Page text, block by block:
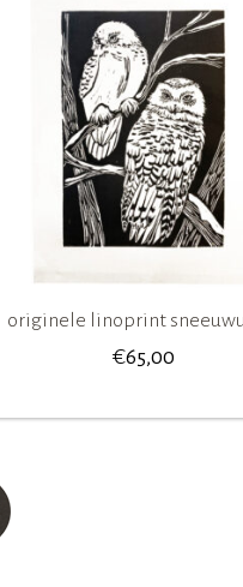
originele linoprint
€65,00